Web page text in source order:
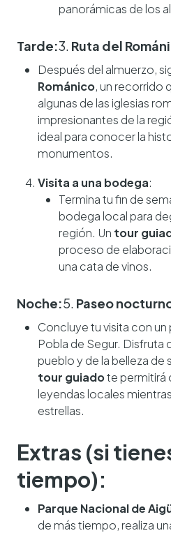
panorámicas de los
Tarde:3. Ruta del
Después del almuerzo,
Románico, un recorrido
algunas de las iglesias
impresionantes de la
ideal para conocer la
monumentos.
Visita a una bodega:
Termina tu fin de
bodega local para
región. Un tour
proceso de
una cata de vinos.
Noche:5. Paseo
Concluye tu visita con
Pobla de Segur. Disfruta
pueblo y de la belleza de
tour guiadote permitirá
leyendas locales
estrellas.
Extras (si
tiempo):
Parque Nacional de
de más tiempo, realiza